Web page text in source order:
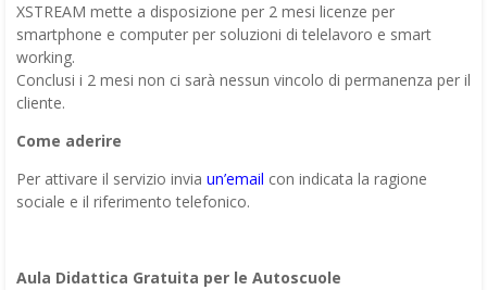
XSTREAM mette a disposizione per 2 mesi licenze per
smartphone e computer per soluzioni di telelavoro e smart
working.
Conclusi i 2 mesi non ci sarà nessun vincolo di permanenza per il
cliente.
Come aderire
Per attivare il servizio invia un’email con indicata la ragione
sociale e il riferimento telefonico.
Aula Didattica Gratuita per le Autoscuole